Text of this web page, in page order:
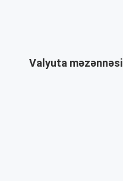
Valyuta məzənnəsi